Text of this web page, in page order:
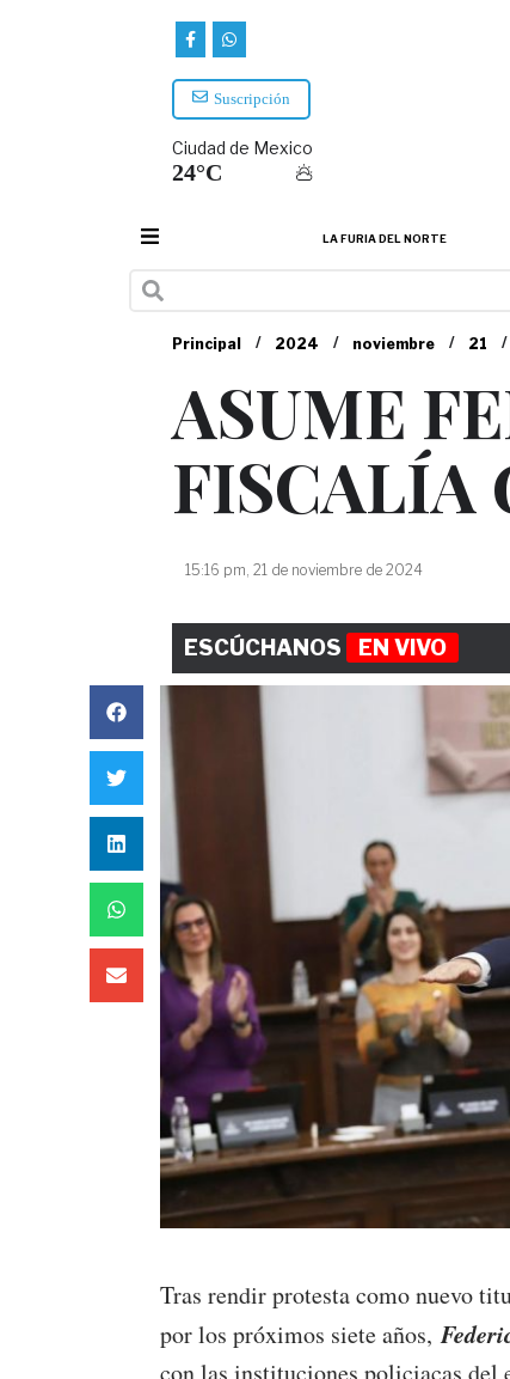
Suscripción
Ciudad de Mexico
24°C
LA FURIA DEL NORTE
Principal / 2024 / noviembre / 21 /
ASUME
FISCALÍA
15:16 pm, 21 de noviembre de 2024
ESCÚCHANOS EN VIVO
Tras rendir protesta como nuevo
por los próximos siete años,
con las instituciones policiacas del